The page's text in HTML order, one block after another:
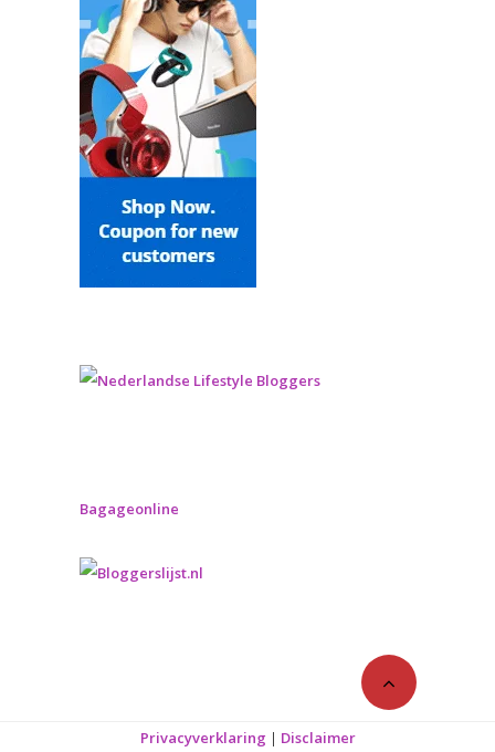
Bagageonline
Privacyverklaring | Disclaimer